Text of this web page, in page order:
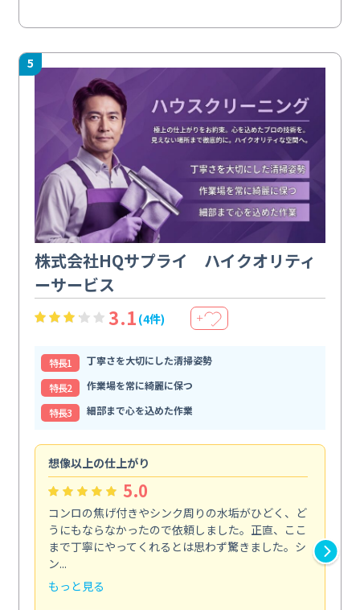
5
株式会社HQサプライ ハイクオリティ
ーサービス
3.1 (4件) ＋
特⻑1
丁寧さを大切にした清掃姿勢
特⻑2
作業場を常に綺麗に保つ
特⻑3
細部まで心を込めた作業
想像以上の仕上がり
5.0
コンロの焦げ付きやシンク周りの水垢がひどく、ど
うにもならなかったので依頼しました。正直、ここ
まで丁寧にやってくれるとは思わず驚きました。シ
ン...
もっと見る